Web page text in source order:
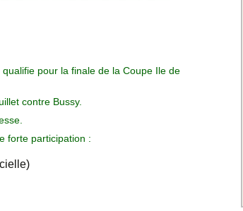
Coupe de Paris Dames
Championnat interclubs
Coupe de Paris Senior
Dames
pour la finale de la Coupe Ile de
contre Bussy.
forte participation :